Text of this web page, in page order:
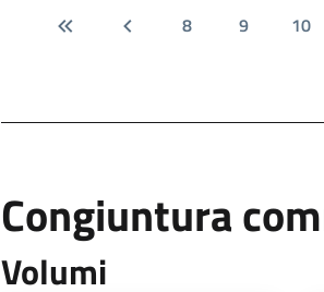
8 9 10
Congiuntura
Volumi